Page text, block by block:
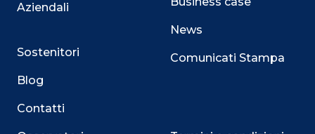
Aziendali
Sostenitori
Blog
Contatti
News
Comunicati Stampa